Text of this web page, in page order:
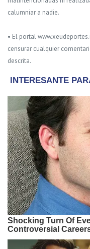
calumniar a nadie.
• El portal
censurar cualquier
descrita.